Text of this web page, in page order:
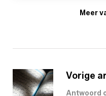
Meer
Vorige
Antwoord